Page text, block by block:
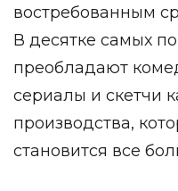
востребованным
В десятке самых
преобладают
сериалы и скетчи
производства,
становится все